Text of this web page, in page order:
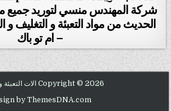
شركة المهندس منسي لتوريد جميع
الحديث من مواد التعبئة و التغليف و
– ام تو باك
Copyright © 2026 الات التعبئة و التغليف
by ThemesDNA.com